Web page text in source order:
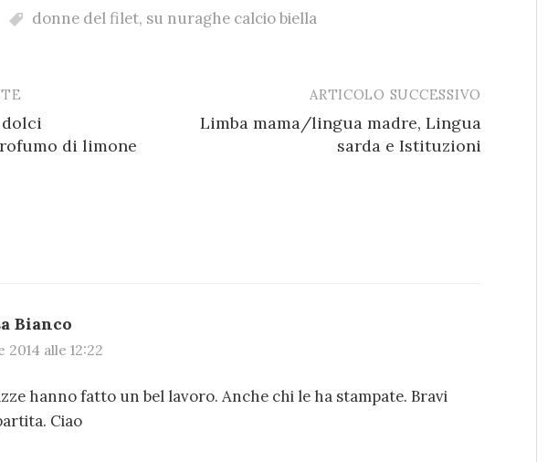
donne del filet, su nuraghe calcio biella
dolci
di limone
ARTICOLO SUCCESSIVO
Limba mama/lingua madre, Lingua
sarda e Istituzioni
Bianco
alle 12:22
hanno fatto un bel lavoro. Anche chi le ha stampate. Bravi
Ciao